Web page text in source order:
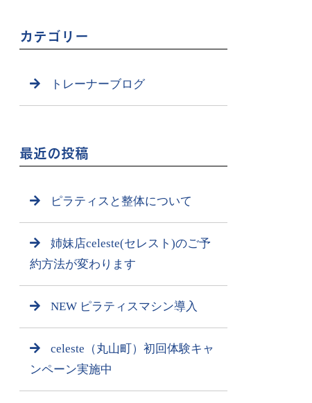
カテゴリー
トレーナーブログ
最近の投稿
ピラティスと整体について
姉妹店celeste(セレスト)のご予
約方法が変わります
NEW ピラティスマシン導入
celeste（丸山町）初回体験キャ
ンペーン実施中